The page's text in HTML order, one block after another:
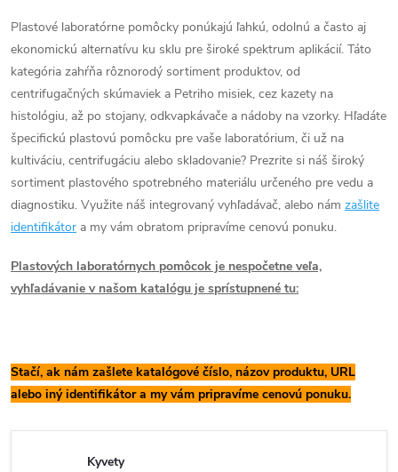
Plastové laboratórne pomôcky ponúkajú ľahkú, odolnú a často aj
ekonomickú alternatívu ku sklu pre široké spektrum aplikácií. Táto
kategória zahŕňa rôznorodý sortiment produktov, od
centrifugačných skúmaviek a Petriho misiek, cez kazety na
histológiu, až po stojany, odkvapkávače a nádoby na vzorky. Hľadáte
špecifickú plastovú pomôcku pre vaše laboratórium, či už na
kultiváciu, centrifugáciu alebo skladovanie? Prezrite si náš široký
sortiment plastového spotrebného materiálu určeného pre vedu a
diagnostiku. Využite náš integrovaný vyhľadávač, alebo nám zašlite
identifikátor a my vám obratom pripravíme cenovú ponuku.
Plastových laboratórnych pomôcok je nespočetne veľa,
vyhľadávanie v našom katalógu je sprístupnené tu:
Stačí, ak nám zašlete katalógové číslo, názov produktu, URL
alebo iný identifikátor a my vám pripravíme cenovú ponuku.
Kyvety